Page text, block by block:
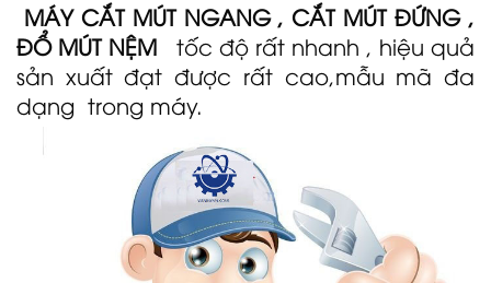
MÁY CẮT MÚT NGANG , CẮT MÚT ĐỨNG ,
ĐỔ MÚT NỆM
tốc độ rất nhanh , hiệu quả
sản xuất đạt được rất cao,mẫu mã đa
dạng trong máy.